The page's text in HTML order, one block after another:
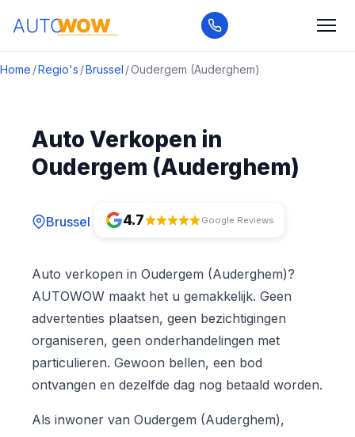
Home /Regio's /Brussel /Oudergem (Auderghem)
Auto Verkopen in
Oudergem (Auderghem)
Brussel 4.7 Google Reviews
Auto verkopen in Oudergem (Auderghem)?
AUTOWOW maakt het u gemakkelijk. Geen
advertenties plaatsen, geen bezichtigingen
organiseren, geen onderhandelingen met
particulieren. Gewoon bellen, een bod
ontvangen en dezelfde dag nog betaald worden.
Als inwoner van Oudergem (Auderghem),